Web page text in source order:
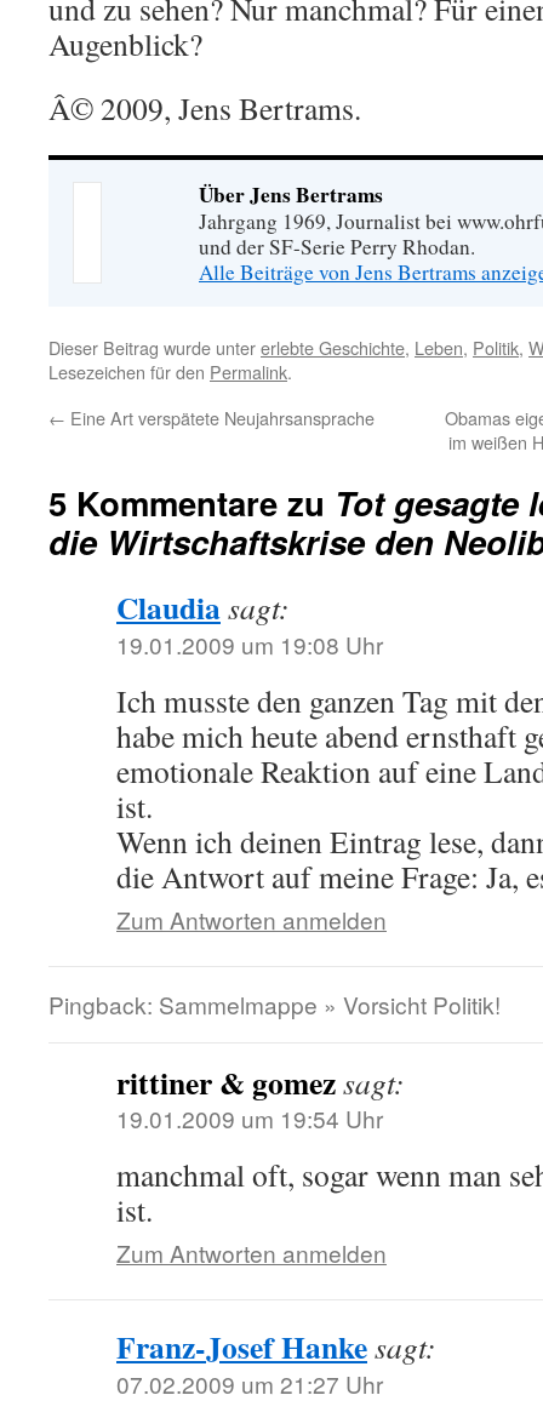
und zu sehen? Nur manchmal? Für
Augenblick?
Â© 2009, Jens Bertrams.
Über Jens Bertrams
Jahrgang 1969, Journalist bei
und der SF-Serie Perry Rhodan.
Alle Beiträge von Jens Bertrams
Dieser Beitrag wurde untererlebte Geschichte, Leben, Politik,
Lesezeichen für den Permalink.
← Eine Art verspätete Neujahrsansprache
Obamas
im weißen
5 Kommentare zu Tot gesagte
die Wirtschaftskrise den
Claudiasagt:
19.01.2009 um 19:08 Uhr
Ich musste den ganzen Tag mit
habe mich heute abend ernsthaft
emotionale Reaktion auf eine
ist.
Wenn ich deinen Eintrag lese,
die Antwort auf meine Frage: Ja,
Zum Antworten anmelden
Pingback: Sammelmappe » Vorsicht Politik!
rittiner & gomezsagt:
19.01.2009 um 19:54 Uhr
manchmal oft, sogar wenn man
ist.
Zum Antworten anmelden
Franz-Josef Hankesagt:
07.02.2009 um 21:27 Uhr